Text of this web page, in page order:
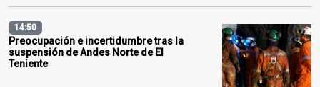
14:50
Preocupación e incertidumbre tras la
suspensión de Andes Norte de El
Teniente